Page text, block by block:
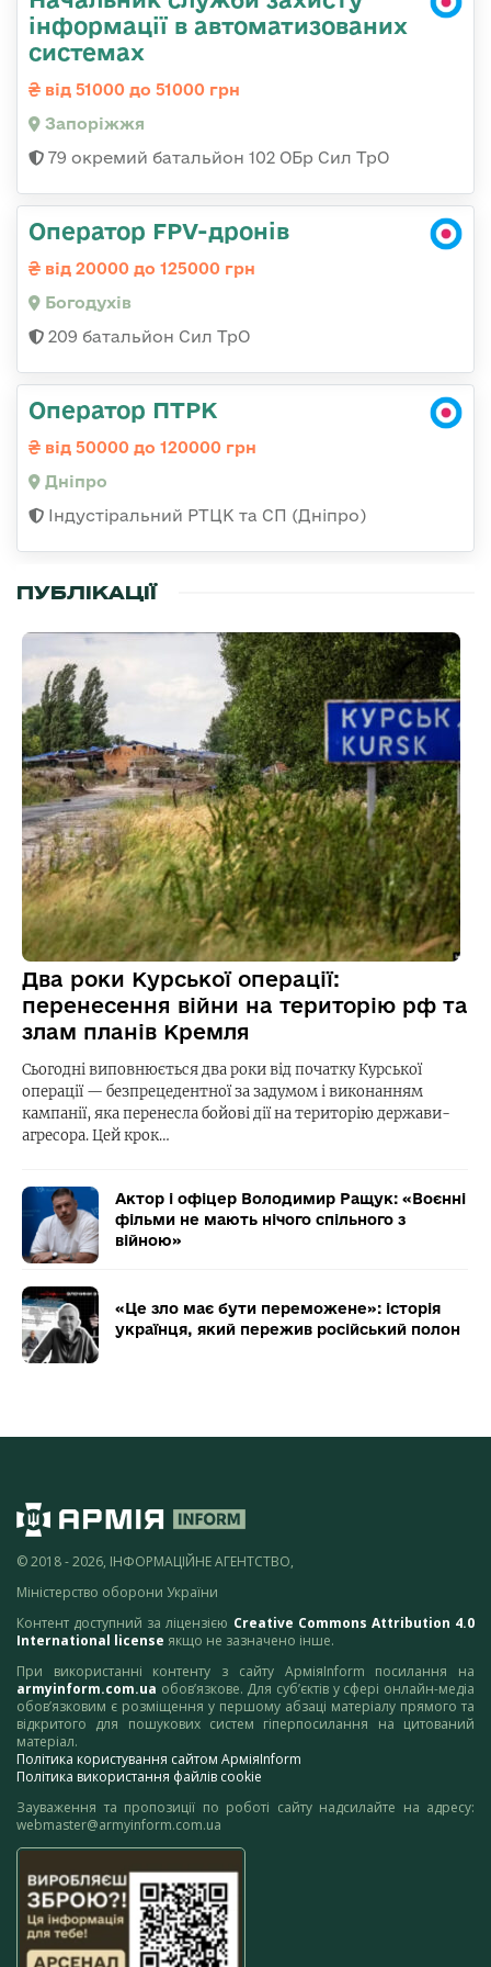
інформації в автоматизованих
системах
від 51000 до 51000 грн
Запоріжжя
79 окремий батальйон 102 ОБр Сил ТрО
Оператор FPV-дронів
від 20000 до 125000 грн
Богодухів
209 батальйон Сил ТрО
Оператор ПТРК
від 50000 до 120000 грн
Дніпро
Індустіральний РТЦК та СП (Дніпро)
ПУБЛІКАЦІЇ
Два роки Курської операції:
перенесення війни на територію рф та
злам планів Кремля
Сьогодні виповнюється два роки від початку Курської
операції — безпрецедентної за задумом і виконанням
кампанії, яка перенесла бойові дії на територію держави-
агресора. Цей крок…
Актор і офіцер Володимир Ращук: «Воєнні
фільми не мають нічого спільного з
війною»
«Це зло має бути переможене»: історія
українця, який пережив російський полон
© 2018 - 2026, ІНФОРМАЦІЙНЕ АГЕНТСТВО,
Міністерство оборони України
Контент доступний за ліцензією Creative Commons Attribution 4.0
International license якщо не зазначено інше.
При використанні контенту з сайту АрміяInform посилання на
armyinform.com.ua обов’язкове. Для суб’єктів у сфері онлайн-медіа
обов’язковим є розміщення у першому абзаці матеріалу прямого та
відкритого для пошукових систем гіперпосилання на цитований
матеріал.
Політика користування сайтом АрміяInform
Політика використання файлів cookie
Зауваження та пропозиції по роботі сайту надсилайте на адресу:
webmaster@armyinform.com.ua